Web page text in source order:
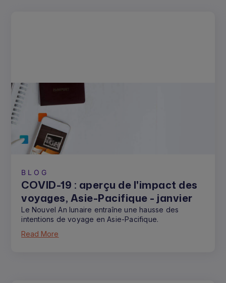
BLOG
COVID-19 : aperçu de l'impact des
voyages, Asie-Pacifique - janvier
Le Nouvel An lunaire entraîne une hausse des
intentions de voyage en Asie-Pacifique.
Read More